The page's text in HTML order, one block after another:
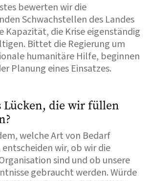
bewerten wir die
Schwachstellen des Landes
Kapazität, die Krise eigenständig
Bittet die Regierung um
humanitäre Hilfe, beginnen
Planung eines Einsatzes.
Lücken, die wir füllen
welche Art von Bedarf
wir, ob wir die
sind und ob unsere
gebraucht werden. Würde